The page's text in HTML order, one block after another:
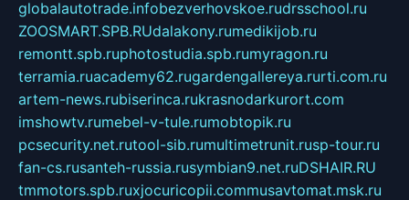
globalautotrade.infobezverhovskoe.rudrsschool.ru
ZOOSMART.SPB.RUdalakony.rumedikijob.ru
remontt.spb.ruphotostudia.spb.rumyragon.ru
terramia.ruacademy62.rugardengallereya.rurti.com.ru
artem-news.rubiserinca.rukrasnodarkurort.com
imshowtv.rumebel-v-tule.rumobtopik.ru
pcsecurity.net.rutool-sib.rumultimetrunit.rusp-tour.ru
fan-cs.rusanteh-russia.rusymbian9.net.ruDSHAIR.RU
tmmotors.spb.ruxjocuricopii.commusavtomat.msk.ru